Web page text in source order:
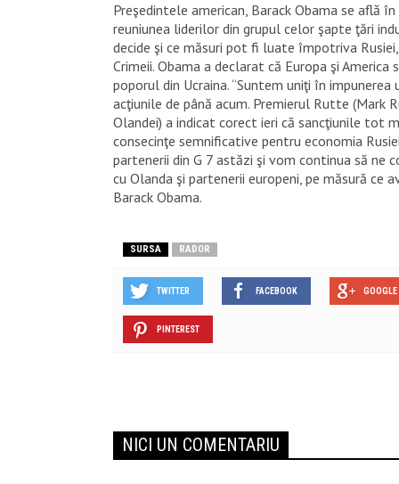
Preşedintele american, Barack Obama se află
reuniunea liderilor din grupul celor şapte ţări
decide şi ce măsuri pot fi luate împotriva
Crimeii. Obama a declarat că Europa şi America
poporul din Ucraina. “Suntem uniţi în
acţiunile de până acum. Premierul Rutte (Mark
Olandei) a indicat corect ieri că sancţiunile tot
consecinţe semnificative pentru economia
partenerii din G 7 astăzi şi vom continua să ne
cu Olanda şi partenerii europeni, pe măsură ce
Barack Obama.
SURSA RADOR
TWITTER FACEBOOK GOOGLE
PINTEREST
NICI UN COMENTARIU